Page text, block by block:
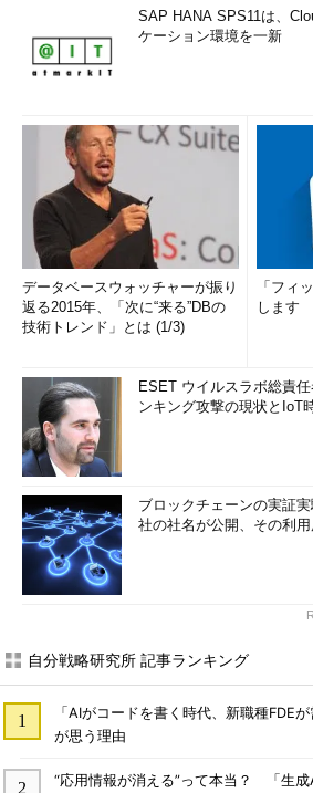
SAP HANA SPS11は、
ケーション環境を一新
データベースウォッチャーが振り
返る2015年、「次に“来る”DBの
技術トレンド」とは (1/3)
「フィ
します
ESET ウイルスラボ総責
ンキング攻撃の現状とIoT
ブロックチェーンの実証
社の社名が公開、その利
自分戦略研究所 記事ランキング
「AIがコードを書く時代、新職種FDE
が思う理由
“応用情報が消える”って本当？ 「生